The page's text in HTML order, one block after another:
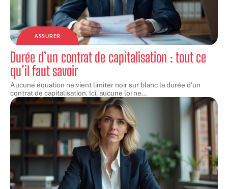
ASSURER
Durée d’un contrat de capitalisation : tout ce
qu’il faut savoir
Aucune équation ne vient limiter noir sur blanc la durée d'un
contrat de capitalisation. Ici, aucune loi ne…